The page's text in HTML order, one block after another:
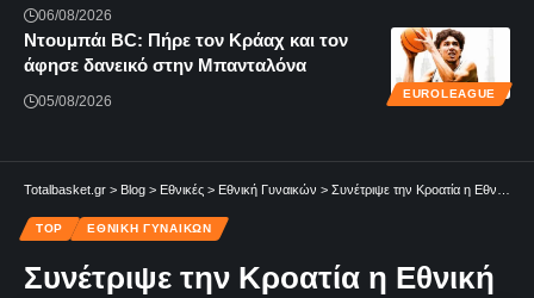
06/08/2026
EUROLEAGUE
Ντουμπάι BC: Πήρε τον Κράαχ και τον
άφησε δανεικό στην Μπανταλόνα
05/08/2026
Totalbasket.gr > Blog > Εθνικές > Εθνική Γυναικών > Συνέτριψε την Κροατία η Εθνική Γυναικών
TOP ΕΘΝΙΚΉ ΓΥΝΑΙΚΏΝ
Συνέτριψε την Κροατία η Εθνική